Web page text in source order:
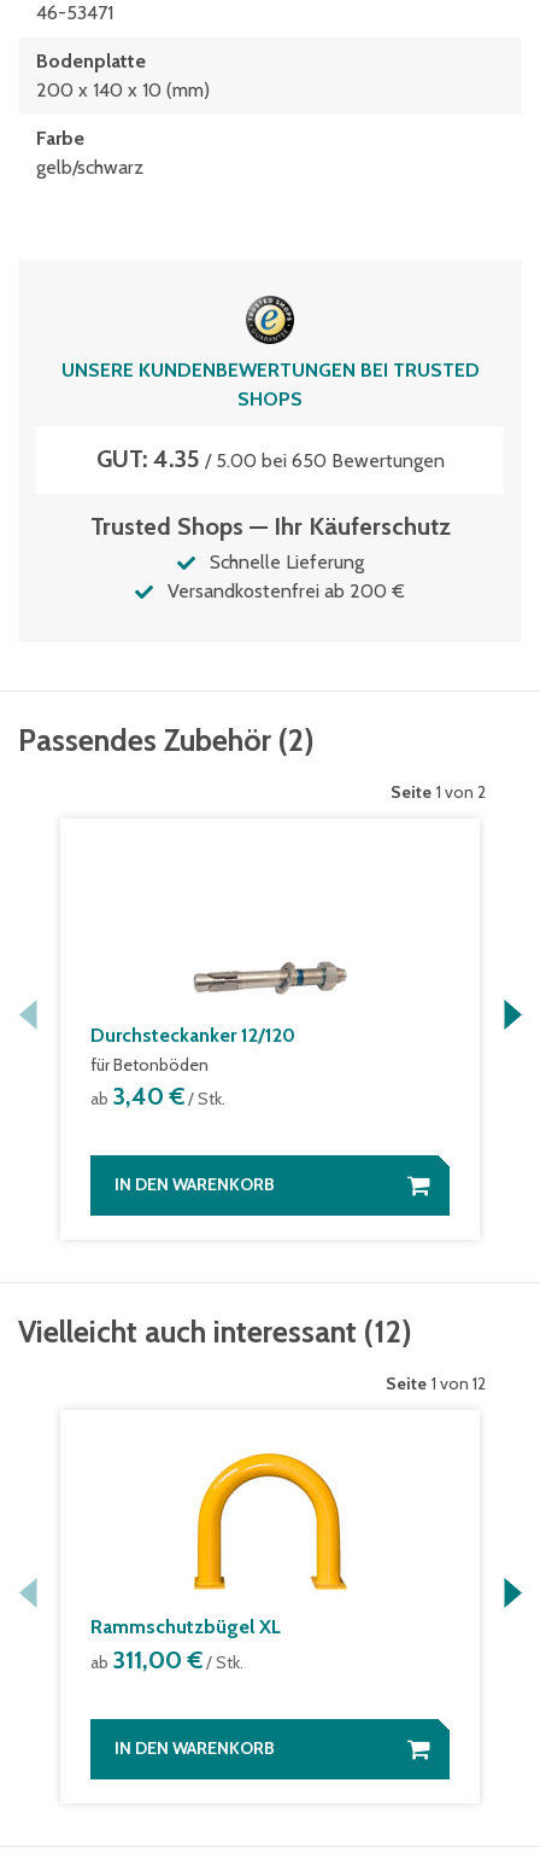
46-53471
Bodenplatte
200 x 140 x 10 (mm)
Farbe
gelb/schwarz
UNSERE KUNDENBEWERTUNGEN BEI TRUSTED
SHOPS
GUT: 4.35 / 5.00 bei 650 Bewertungen
Trusted Shops — Ihr Käuferschutz
Schnelle Lieferung
Versandkostenfrei ab 200 €
Passendes Zubehör (2)
Seite 1 von 2
Durchsteckanker 12/120
für Betonböden
ab 3,40 €/ Stk.
IN DEN WARENKORB
Vielleicht auch interessant (12)
Seite 1 von 12
Rammschutzbügel XL
ab 311,00 €/ Stk.
IN DEN WARENKORB